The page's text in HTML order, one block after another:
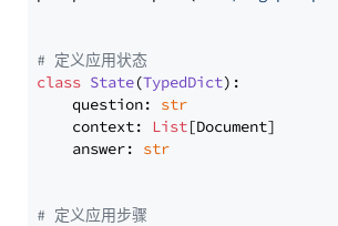
# 定义应用状态
class State(TypedDict):
    question:
str
    context:
List[Document]
    answer:
str
# 定义应用步骤